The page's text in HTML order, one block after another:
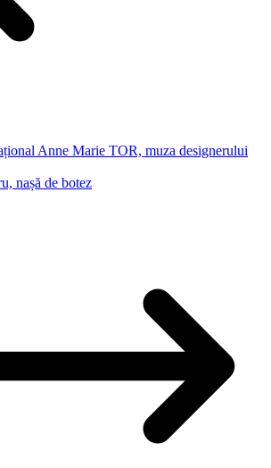
Anne Marie TOR, muza designerului
nașă de botez